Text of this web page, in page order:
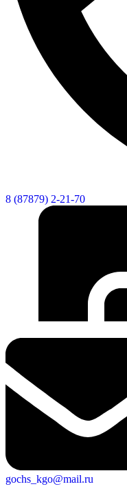
8 (87879) 2-21-70
gochs_kgo@mail.ru